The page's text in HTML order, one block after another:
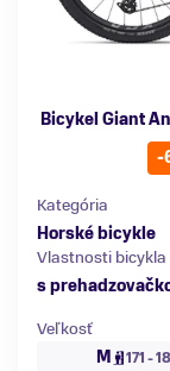
Bicykel Giant
-
Kategória
Horské bicykle
Vlastnosti bicykla
s
Veľkosť
M
171 -